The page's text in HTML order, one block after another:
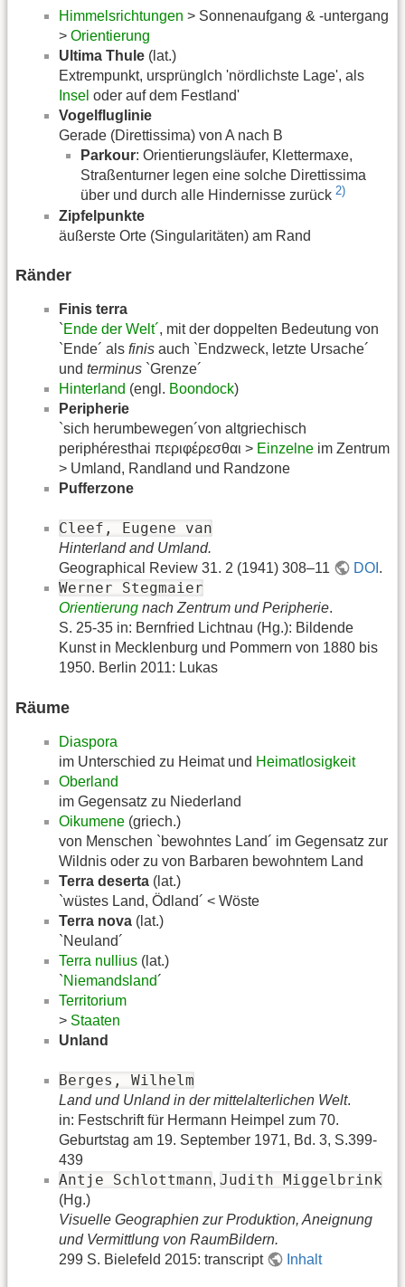
Himmelsrichtungen > Sonnenaufgang & -untergang
> Orientierung
Ultima Thule (lat.)
Extrempunkt, ursprünglch 'nördlichste Lage', als
Insel oder auf dem Festland'
Vogelfluglinie
Gerade (Direttissima) von A nach B
Parkour: Orientierungsläufer, Klettermaxe,
Straßenturner legen eine solche Direttissima
über und durch alle Hindernisse zurück 2)
Zipfelpunkte
äußerste Orte (Singularitäten) am Rand
Ränder
Finis terra
`Ende der Welt´, mit der doppelten Bedeutung von
`Ende´ als finis auch `Endzweck, letzte Ursache´
und terminus `Grenze´
Hinterland (engl. Boondock)
Peripherie
`sich herumbewegen´von altgriechisch
periphéresthai περιφέρεσθαι > Einzelne im Zentrum
> Umland, Randland und Randzone
Pufferzone
Cleef, Eugene van
Hinterland and Umland.
Geographical Review 31. 2 (1941) 308–11
DOI .
Werner Stegmaier
Orientierung nach Zentrum und Peripherie.
S. 25-35 in: Bernfried Lichtnau (Hg.): Bildende
Kunst in Mecklenburg und Pommern von 1880 bis
1950. Berlin 2011: Lukas
Räume
Diaspora
im Unterschied zu Heimat und Heimatlosigkeit
Oberland
im Gegensatz zu Niederland
Oikumene (griech.)
von Menschen `bewohntes Land´ im Gegensatz zur
Wildnis oder zu von Barbaren bewohntem Land
Terra deserta (lat.)
`wüstes Land, Ödland´ < Wöste
Terra nova (lat.)
`Neuland´
Terra nullius (lat.)
`Niemandsland´
Territorium
> Staaten
Unland
Berges, Wilhelm
Land und Unland in der mittelalterlichen Welt.
in: Festschrift für Hermann Heimpel zum 70.
Geburtstag am 19. September 1971, Bd. 3, S.399-
439
Antje Schlottmann, Judith Miggelbrink
(Hg.)
Visuelle Geographien zur Produktion, Aneignung
und Vermittlung von RaumBildern.
299 S. Bielefeld 2015: transcript
Inhalt